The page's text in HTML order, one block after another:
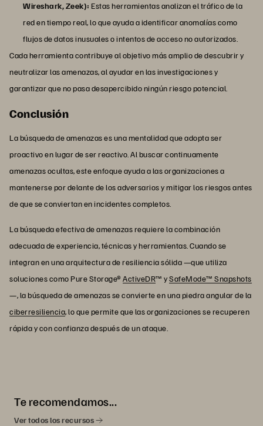
Wireshark, Zeek): Estas herramientas analizan el tráfico de la
red en tiempo real, lo que ayuda a identificar anomalías como
flujos de datos inusuales o intentos de acceso no autorizados.
Cada herramienta contribuye al objetivo más amplio de descubrir y
neutralizar las amenazas, al ayudar en las investigaciones y
garantizar que no pasa desapercibido ningún riesgo potencial.
Conclusión
La búsqueda de amenazas es una mentalidad que adopta ser
proactivo en lugar de ser reactivo. Al buscar continuamente
amenazas ocultas, este enfoque ayuda a las organizaciones a
mantenerse por delante de los adversarios y mitigar los riesgos antes
de que se conviertan en incidentes completos.
La búsqueda efectiva de amenazas requiere la combinación
adecuada de experiencia, técnicas y herramientas. Cuando se
integran en una arquitectura de resiliencia sólida —que utiliza
soluciones como Pure Storage® ActiveDR™ ySafeMode™ Snapshots
—, la búsqueda de amenazas se convierte en una piedra angular de la
ciberresiliencia, lo que permite que las organizaciones se recuperen
rápida y con confianza después de un ataque.
Te recomendamos...
Ver todos los recursos